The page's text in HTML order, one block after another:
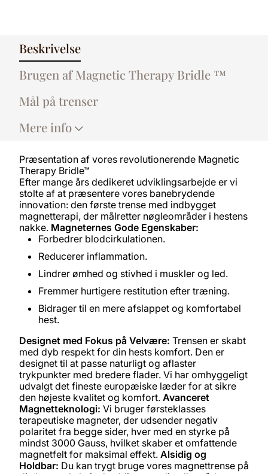
Beskrivelse
Brugen af Magnetic Therapy Bridle ™
Mål på trenser
Mere info
Præsentation af vores revolutionerende Magnetic
Therapy Bridle™
Efter mange års dedikeret udviklingsarbejde er vi
stolte af at præsentere vores banebrydende
innovation: den første trense med indbygget
magnetterapi, der målretter nøgleområder i hestens
nakke. Magneternes Gode Egenskaber:
Forbedrer blodcirkulationen.
Reducerer inflammation.
Lindrer ømhed og stivhed i muskler og led.
Fremmer hurtigere restitution efter træning.
Bidrager til en mere afslappet og komfortabel
hest.
Designet med Fokus på Velvære: Trensen er skabt
med dyb respekt for din hests komfort. Den er
designet til at passe naturligt og aflaster
trykpunkter med bredere flader. Vi har omhyggeligt
udvalgt det fineste europæiske læder for at sikre
den højeste kvalitet og komfort. Avanceret
Magnetteknologi: Vi bruger førsteklasses
terapeutiske magneter, der udsender negativ
polaritet fra begge sider, hver med en styrke på
mindst 3000 Gauss, hvilket skaber et omfattende
magnetfelt for maksimal effekt. Alsidig og
Holdbar: Du kan trygt bruge vores magnettrense på